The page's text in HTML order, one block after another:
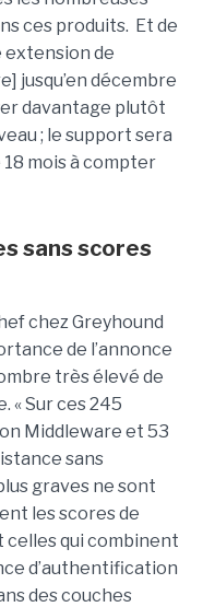
ces produits. Et de
extension de
jusqu’en décembre
davantage plutôt
; le support sera
mois à compter
sans scores
chez Greyhound
de l’annonce
très élevé de
« Sur ces 245
Middleware et 53
sans
graves ne sont
les scores de
celles qui combinent
d’authentification
des couches